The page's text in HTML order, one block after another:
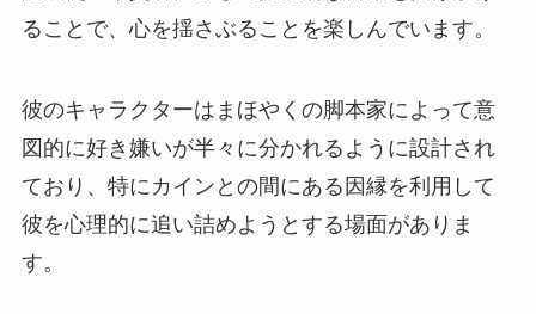
ることで、心を揺さぶることを楽しんでいます。
彼のキャラクターはまほやくの脚本家によって意
図的に好き嫌いが半々に分かれるように設計され
ており、特にカインとの間にある因縁を利用して
彼を心理的に追い詰めようとする場面がありま
す。